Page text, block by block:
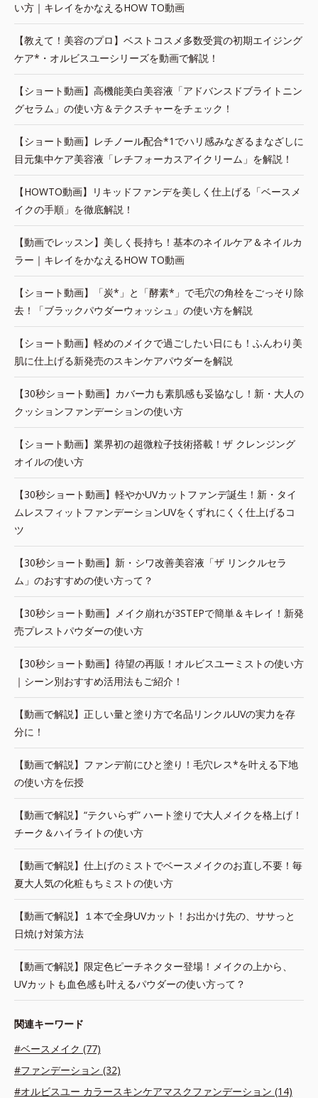
い方｜キレイをかなえるHOW TO動画
【教えて！美容のプロ】ベストコスメ多数受賞の初期エイジング
ケア*・オルビスユーシリーズを動画で解説！
【ショート動画】高機能美白美容液「アドバンスドブライトニン
グセラム」の使い方＆テクスチャーをチェック！
【ショート動画】レチノール配合*1でハリ感みなぎるまなざしに
目元集中ケア美容液「レチフォーカスアイクリーム」を解説！
【HOWTO動画】リキッドファンデを美しく仕上げる「ベースメ
イクの手順」を徹底解説！
【動画でレッスン】美しく長持ち！基本のネイルケア＆ネイルカ
ラー｜キレイをかなえるHOW TO動画
【ショート動画】「炭*」と「酵素*」で毛穴の角栓をごっそり除
去！「ブラックパウダーウォッシュ」の使い方を解説
【ショート動画】軽めのメイクで過ごしたい日にも！ふんわり美
肌に仕上げる新発売のスキンケアパウダーを解説
【30秒ショート動画】カバー力も素肌感も妥協なし！新・大人の
クッションファンデーションの使い方
【ショート動画】業界初の超微粒子技術搭載！ザ クレンジング
オイルの使い方
【30秒ショート動画】軽やかUVカットファンデ誕生！新・タイ
ムレスフィットファンデーションUVをくずれにくく仕上げるコ
ツ
【30秒ショート動画】新・シワ改善美容液「ザ リンクルセラ
ム」のおすすめの使い方って？
【30秒ショート動画】メイク崩れが3STEPで簡単＆キレイ！新発
売プレストパウダーの使い方
【30秒ショート動画】待望の再販！オルビスユーミストの使い方
｜シーン別おすすめ活用法もご紹介！
【動画で解説】正しい量と塗り方で名品リンクルUVの実力を存
分に！
【動画で解説】ファンデ前にひと塗り！毛穴レス*を叶える下地
の使い方を伝授
【動画で解説】“テクいらず” ハート塗りで大人メイクを格上げ！
チーク＆ハイライトの使い方
【動画で解説】仕上げのミストでベースメイクのお直し不要！毎
夏大人気の化粧もちミストの使い方
【動画で解説】１本で全身UVカット！お出かけ先の、ササっと
日焼け対策方法
【動画で解説】限定色ピーチネクター登場！メイクの上から、
UVカットも血色感も叶えるパウダーの使い方って？
関連キーワード
#ベースメイク (77)
#ファンデーション (32)
#オルビスユー カラースキンケアマスクファンデーション (14)